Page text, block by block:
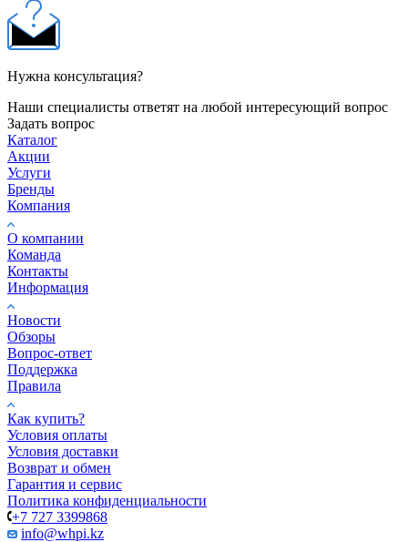
Нужна консультация?
Наши специалисты ответят на любой интересующий вопрос
Задать вопрос
Каталог
Акции
Услуги
Бренды
Компания
О компании
Команда
Контакты
Информация
Новости
Обзоры
Вопрос-ответ
Поддержка
Правила
Как купить?
Условия оплаты
Условия доставки
Возврат и обмен
Гарантия и сервис
Политика конфиденциальности
+7 727 3399868
info@whpi.kz